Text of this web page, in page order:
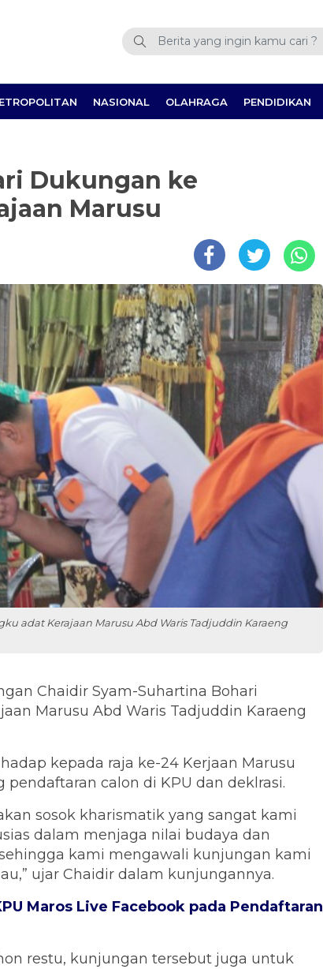
NASIONAL OLAHRAGA PENDIDIKAN
Dukungan ke
Marusu
adat Kerajaan Marusu Abd Waris Tadjuddin Karaeng
Chaidir Syam-Suhartina Bohari
Marusu Abd Waris Tadjuddin Karaeng
kepada raja ke-24 Kerjaan Marusu
calon di KPU dan deklrasi.
sosok kharismatik yang sangat kami
dalam menjaga nilai budaya dan
kami mengawali kunjungan kami
ujar Chaidir dalam kunjungannya.
Maros Live Facebook pada Pendaftaran
restu, kunjungan tersebut juga untuk